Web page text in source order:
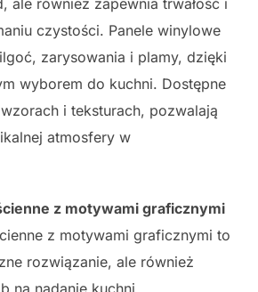
czystości. Panele winylowe
zarysowania i plamy, dzięki
wyborem do kuchni. Dostępne
i teksturach, pozwalają
atmosfery w
z motywami graficznymi
z motywami graficznymi to
rozwiązanie, ale również
na nadanie kuchni